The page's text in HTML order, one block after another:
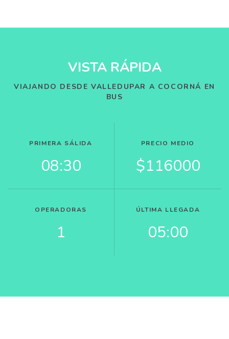
VISTA RÁPIDA
VIAJANDO DESDE VALLEDUPAR A COCORNÁ EN
BUS
PRIMERA SÁLIDA
08:30
PRECIO MEDIO
$116000
OPERADORAS
1
ÚLTIMA LLEGADA
05:00